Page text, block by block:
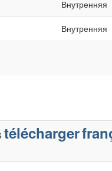
Внутренняя
Внутренняя
télécharger